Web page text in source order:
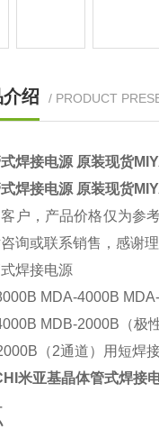
绍 / PRODUCT
焊接电源 原装现货
焊接电源 原装现货
户，产品价格仅为参
询或联系销售，感谢
焊接电源
MDA-4000B
MDB-2000B（极
（2通道）用短焊
米亚基晶体管式焊接